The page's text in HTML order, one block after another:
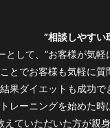
”相談しやすい
して、”お客様が気
とでお客様も気軽に質
果ダイエットも成功で
レーニングを始めた時
えていただいた方が親